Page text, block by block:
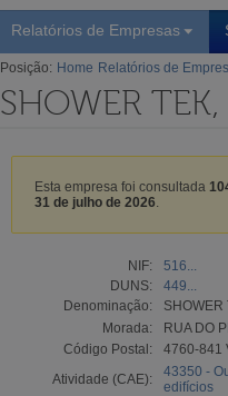
Relatórios de Empresas
Posição: Home Relatórios de
SHOWER
Esta empresa foi consultada
31 de julho de 2026
NIF:
516...
DUNS:
449...
Denominação:
SHOWER
Morada:
RUA DO
Código Postal:
4760-841
Atividade (CAE):
43350 -
edifícios